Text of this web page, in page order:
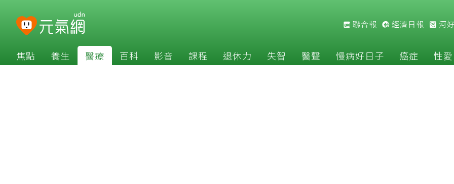
聯合報 經濟日報 河
焦點 養生 醫療 百科 影音 課程 退休力 失智 醫聲 慢病好日子 癌症 性愛